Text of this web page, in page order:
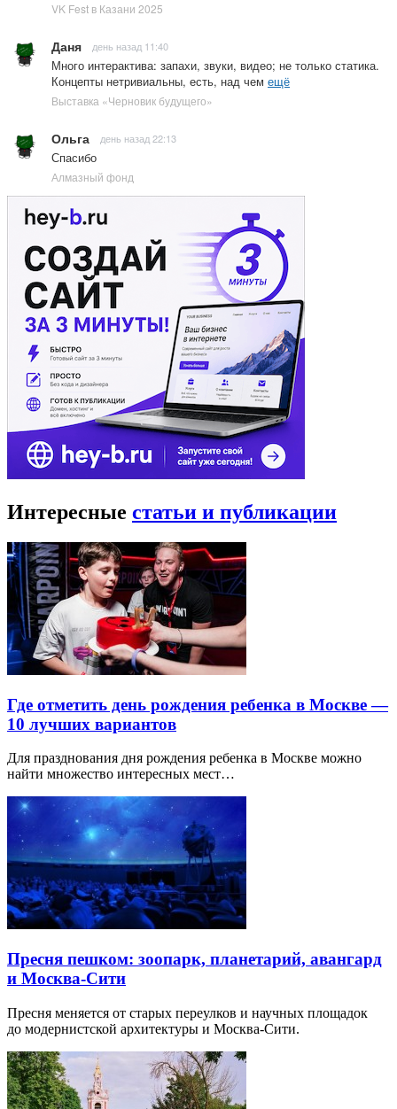
VK Fest в Казани 2025
Даня день назад 11:40
Много интерактива: запахи, звуки, видео; не только статика.
Концепты нетривиальны, есть, над чем ещё
Выставка «Черновик будущего»
Ольга день назад 22:13
Спасибо
Алмазный фонд
Интересные статьи и публикации
Где отметить день рождения ребенка в Москве —
10 лучших вариантов
Для празднования дня рождения ребенка в Москве можно
найти множество интересных мест…
Пресня пешком: зоопарк, планетарий, авангард
и Москва-Сити
Пресня меняется от старых переулков и научных площадок
до модернистской архитектуры и Москва-Сити.